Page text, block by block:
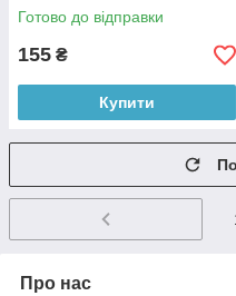
Готово до відправки
155 ₴
Купити
Про нас